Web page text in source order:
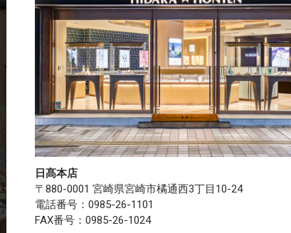
日髙本店
〒880-0001 宮崎県宮崎市橘通西3丁目10-24
電話番号： 0985-26-1101
FAX番号：0985-26-1024